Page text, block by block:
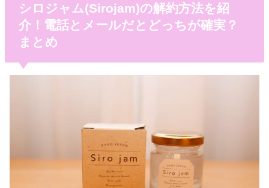
シロジャム(Sirojam)の解約方法を紹
介！電話とメールだとどっちが確実？
まとめ